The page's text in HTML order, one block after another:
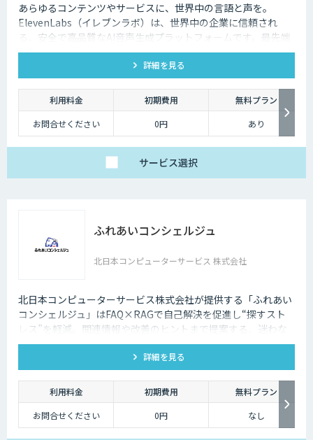
あらゆるコンテンツやサービスに、世界中の言語と声を。
ElevenLabs（イレブンラボ）は、世界中の企業に信頼され
る、安全で高品質なAI音声生成プラットフォームです。最先端
の技術で自然な音声を生成し、多言語対応やボイスクローニン
グ機能も、悪用を防ぐ倫理的ガードレールの中で提供します。
詳細を見る
利用料金 初期費用
無料プラン
お問合せください
0円 あり
サービス選択
ふれあいコンシェルジュ
北日本コンピューターサービス 株式会社
北日本コンピューターサービス株式会社が提供する「ふれあい
コンシェルジュ」はFAQ×RAGで自己解決を促進し“探すスト
レス”を軽減。関連情報や改善のヒントまで提案する、迷わな
いFAQシステムです。
詳細を見る
利用料金 初期費用
無料プラン
お問合せください
0円 なし